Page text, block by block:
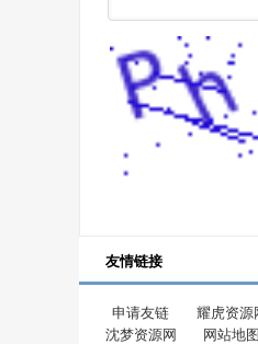
友情链接
申请友链 耀虎资源
沈梦资源网
网站地图